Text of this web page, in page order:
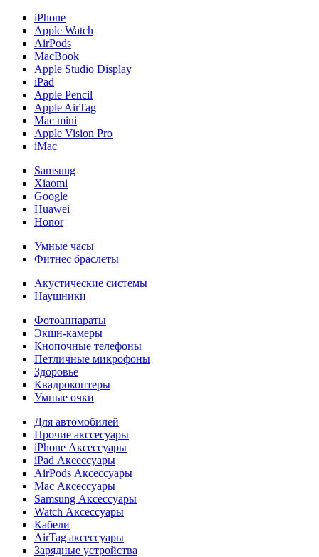
iPhone
Apple Watch
AirPods
MacBook
Apple Studio Display
iPad
Apple Pencil
Apple AirTag
Mac mini
Apple Vision Pro
iMac
Samsung
Xiaomi
Google
Huawei
Honor
Умные часы
Фитнес браслеты
Акустические системы
Наушники
Фотоаппараты
Экшн-камеры
Кнопочные телефоны
Петличные микрофоны
Здоровье
Квадрокоптеры
Умные очки
Для автомобилей
Прочие акссесуары
iPhone Аксессуары
iPad Аксессуары
AirPods Аксессуары
Mac Аксессуары
Samsung Аксессуары
Watch Аксессуары
Кабели
AirTag аксессуары
Зарядные устройства